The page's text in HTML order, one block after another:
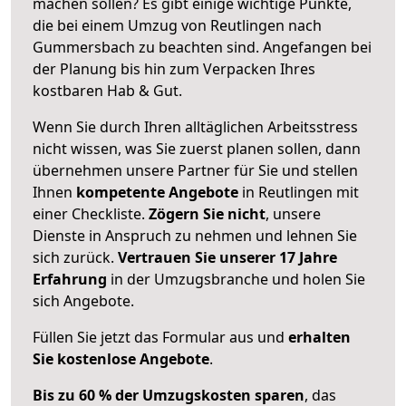
die bei einem Umzug von Reutlingen nach
Gummersbach zu beachten sind. Angefangen bei
der Planung bis hin zum Verpacken Ihres
kostbaren Hab & Gut.
Wenn Sie durch Ihren alltäglichen Arbeitsstress
nicht wissen, was Sie zuerst planen sollen, dann
übernehmen unsere Partner für Sie und stellen
Ihnen kompetente Angebote in Reutlingen mit
einer Checkliste. Zögern Sie nicht, unsere
Dienste in Anspruch zu nehmen und lehnen Sie
sich zurück. Vertrauen Sie unserer 17 Jahre
Erfahrung in der Umzugsbranche und holen Sie
sich Angebote.
Füllen Sie jetzt das Formular aus und erhalten
Sie kostenlose Angebote.
Bis zu 60 % der Umzugskosten sparen, das